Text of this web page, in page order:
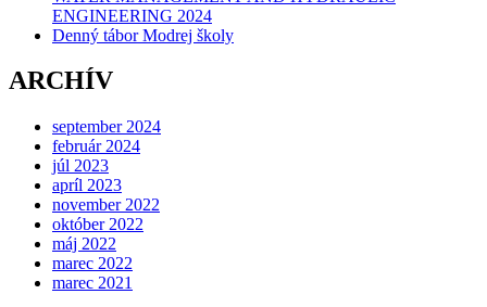
ENGINEERING 2024
Denný tábor Modrej školy
ARCHÍV
september 2024
február 2024
júl 2023
apríl 2023
november 2022
október 2022
máj 2022
marec 2022
marec 2021